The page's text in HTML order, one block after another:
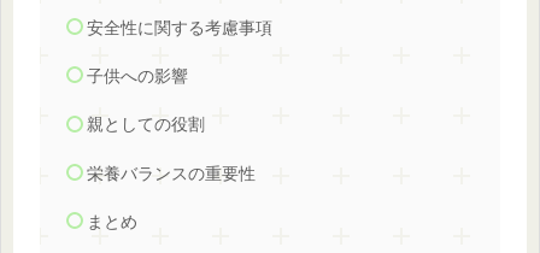
安全性に関する考慮事項
子供への影響
親としての役割
栄養バランスの重要性
まとめ